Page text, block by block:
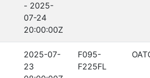
- 2025-
07-24
20:00:00Z
2025-07-
23
F095-
F225FL